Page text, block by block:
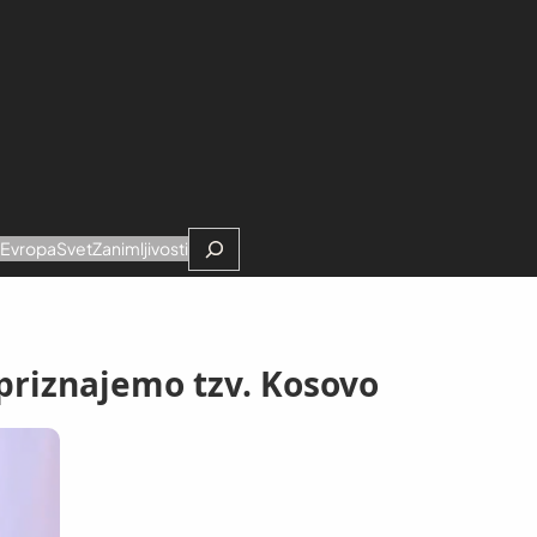
EvropaSvetZanimljivostiSearch
tzv. Kosovo